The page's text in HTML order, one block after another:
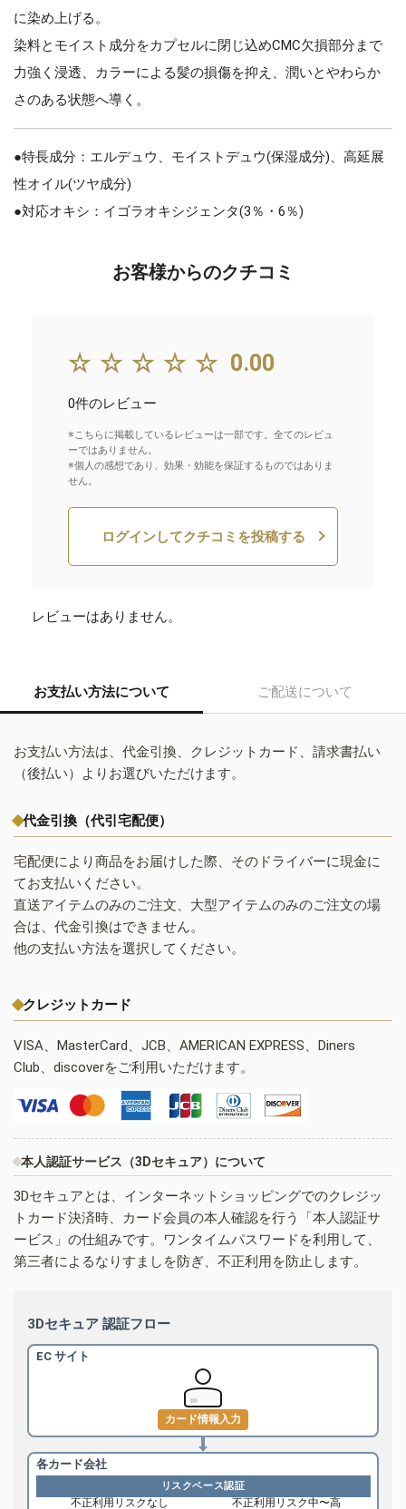
に染め上げる。
染料とモイスト成分をカプセルに閉じ込めCMC欠損部分まで
力強く浸透、カラーによる髪の損傷を抑え、潤いとやわらか
さのある状態へ導く。
●特長成分：エルデュウ、モイストデュウ(保湿成分)、高延展
性オイル(ツヤ成分)
●対応オキシ：イゴラオキシジェンタ(3％・6％)
お客様からのクチコミ
☆☆☆☆☆ 0.00
0件のレビュー
※こちらに掲載しているレビューは一部です。全てのレビュ
ーではありません。
※個人の感想であり、効果・効能を保証するものではありま
せん。
ログインしてクチコミを投稿する
レビューはありません。
お支払い方法について ご配送について
お支払い方法は、代金引換、クレジットカード、請求書払い
（後払い）よりお選びいただけます。
代金引換（代引宅配便）
宅配便により商品をお届けした際、そのドライバーに現金に
てお支払いください。
直送アイテムのみのご注文、大型アイテムのみのご注文の場
合は、代金引換はできません。
他の支払い方法を選択してください。
クレジットカード
VISA、MasterCard、JCB、AMERICAN EXPRESS、Diners
Club、discoverをご利用いただけます。
本人認証サービス（3Dセキュア）について
3Dセキュアとは、インターネットショッピングでのクレジッ
トカード決済時、カード会員の本人確認を行う「本人認証サ
ービス」の仕組みです。ワンタイムパスワードを利用して、
第三者によるなりすましを防ぎ、不正利用を防止します。
3Dセキュア 認証フロー
EC サイト
カード情報入力
各カード会社
リスクベース認証
不正利用リスクなし 不正利用リスク中〜高